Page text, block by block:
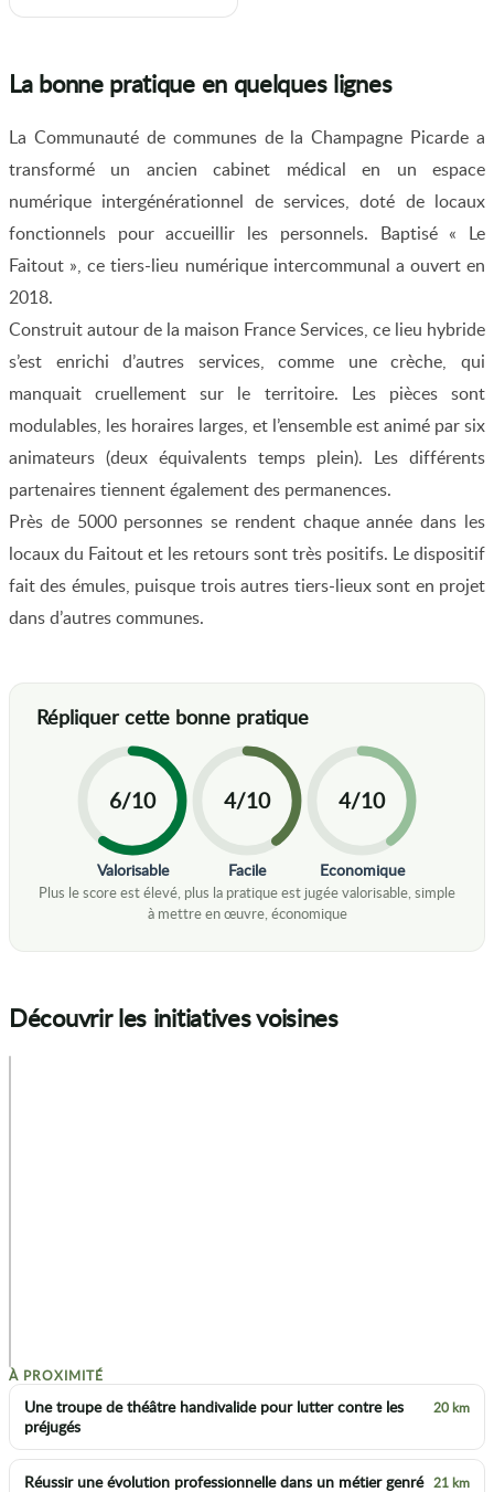
La bonne pratique en quelques lignes
La Communauté de communes de la Champagne Picarde a
transformé un ancien cabinet médical en un espace
numérique intergénérationnel de services, doté de locaux
fonctionnels pour accueillir les personnels. Baptisé « Le
Faitout », ce tiers-lieu numérique intercommunal a ouvert en
2018.
Construit autour de la maison France Services, ce lieu hybride
s’est enrichi d’autres services, comme une crèche, qui
manquait cruellement sur le territoire. Les pièces sont
modulables, les horaires larges, et l’ensemble est animé par six
animateurs (deux équivalents temps plein). Les différents
partenaires tiennent également des permanences.
Près de 5000 personnes se rendent chaque année dans les
locaux du Faitout et les retours sont très positifs. Le dispositif
fait des émules, puisque trois autres tiers-lieux sont en projet
dans d’autres communes.
6/10
Valorisable
4/10
Facile
4/10
Economique
Découvrir les initiatives voisines
À PROXIMITÉ
Une troupe de théâtre handivalide pour lutter contre les
préjugés
20 km
Réussir une évolution professionnelle dans un métier genré 21 km